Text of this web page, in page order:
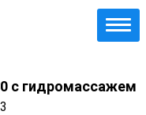
с гидромассажем